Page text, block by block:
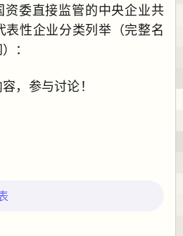
资委直接监管的中央企业共
表性企业分类列举（完整名
：
，参与讨论！